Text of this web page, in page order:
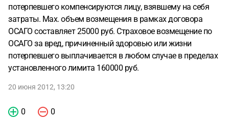
потерпевшего компенсируются лицу, взявшему на себя
затраты. Маx. объем возмещения в рамках договора
ОСАГО составляет 25000 руб. Страховое возмещение по
ОСАГО за вред, причиненный здоровью или жизни
потерпевшего выплачивается в любом случае в пределах
установленного лимита 160000 руб.
20 июня 2012, 13:20
0 0